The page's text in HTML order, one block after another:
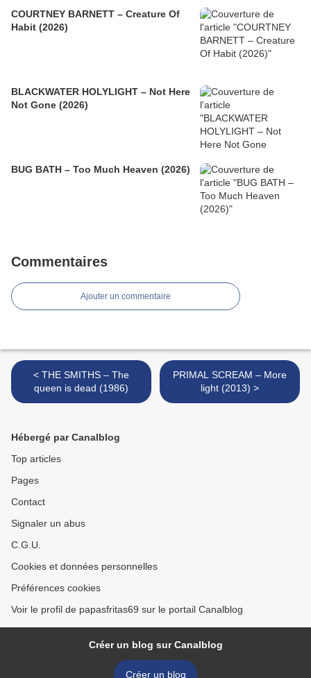
COURTNEY BARNETT – Creature Of
Habit (2026)
BLACKWATER HOLYLIGHT – Not Here
Not Gone (2026)
BUG BATH – Too Much Heaven (2026)
Commentaires
Ajouter un commentaire
< THE SMITHS – The
queen is dead (1986)
PRIMAL SCREAM – More
light (2013) >
Hébergé par Canalblog
Top articles
Pages
Contact
Signaler un abus
C.G.U.
Cookies et données personnelles
Préférences cookies
Voir le profil de papasfritas69 sur le portail Canalblog
Créer un blog sur Canalblog
Créer un blog